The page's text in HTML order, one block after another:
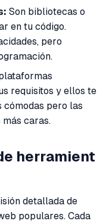
Son bibliotecas o
en tu código.
pero
requisitos y ellos te
cómodas pero las
caras.
herramient
detallada de
populares. Cada